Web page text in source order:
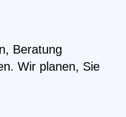
Beratung
Wir planen, Sie